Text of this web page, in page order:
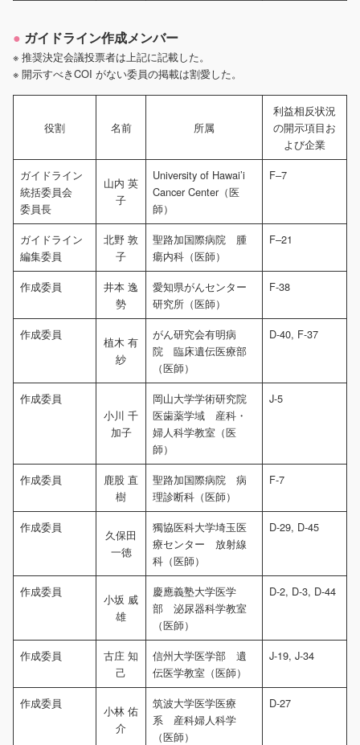
ガイドライン作成メンバー
※ 推奨決定会議投票者は上記に記載した。
※ 開示すべきCOI がない委員の掲載は割愛した。
役割 名前 所属
利益相反状況
の開示項目お
よび企業
ガイドライン
統括委員会
委員長
山内 英
子
University of Hawai’i
Cancer Center（医
師）
F‒7
ガイドライン
編集委員
北野 敦
子
聖路加国際病院 腫
瘍内科（医師）
F‒21
作成委員
井本 逸
勢
愛知県がんセンター
研究所（医師）
F-38
作成委員
植木 有
紗
がん研究会有明病
院 臨床遺伝医療部
（医師）
D-40, F-37
作成委員
小川 千
加子
岡山大学学術研究院
医歯薬学域 産科・
婦人科学教室（医
師）
J-5
作成委員
鹿股 直
樹
聖路加国際病院 病
理診断科（医師）
F-7
作成委員
久保田
一徳
獨協医科大学埼玉医
療センター 放射線
科（医師）
D-29, D-45
作成委員
小坂 威
雄
慶應義塾大学医学
部 泌尿器科学教室
（医師）
D-2, D-3, D-44
作成委員
古庄 知
己
信州大学医学部 遺
伝医学教室（医師）
J-19, J-34
作成委員
小林 佑
介
筑波大学医学医療
系 産科婦人科学
（医師）
D-27